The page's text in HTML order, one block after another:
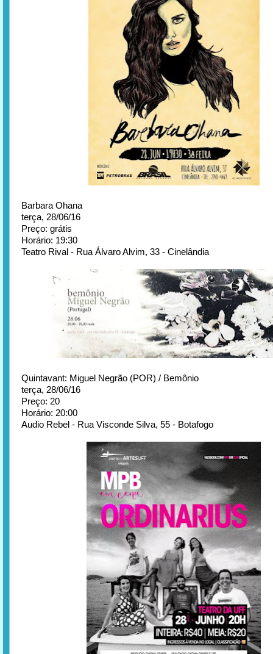
Barbara Ohana
terça, 28/06/16
Preço: grátis
Horário: 19:30
Teatro Rival - Rua Álvaro Alvim, 33 - Cinelândia
Quintavant: Miguel Negrão (POR) / Bemônio
terça, 28/06/16
Preço: 20
Horário: 20:00
Audio Rebel - Rua Visconde Silva, 55 - Botafogo